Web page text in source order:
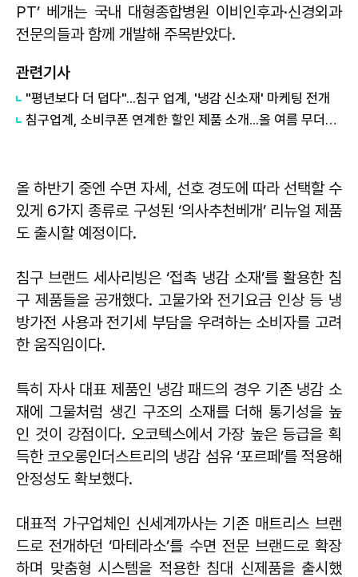
PT’ 베개는 국내 대형종합병원 이비인후과·신경외과
전문의들과 함께 개발해 주목받았다.
관련기사
"평년보다 더 덥다"...침구 업계, '냉감 신소재' 마케팅 전개
침구업계, 소비쿠폰 연계한 할인 제품 소개...올 여름 무더위 날린다
올 하반기 중엔 수면 자세, 선호 경도에 따라 선택할 수
있게 6가지 종류로 구성된 ‘의사추천베개’ 리뉴얼 제품
도 출시할 예정이다.
침구 브랜드 세사리빙은 ‘접촉 냉감 소재’를 활용한 침
구 제품들을 공개했다. 고물가와 전기요금 인상 등 냉
방가전 사용과 전기세 부담을 우려하는 소비자를 고려
한 움직임이다.
특히 자사 대표 제품인 냉감 패드의 경우 기존 냉감 소
재에 그물처럼 생긴 구조의 소재를 더해 통기성을 높
인 것이 강점이다. 오코텍스에서 가장 높은 등급을 획
득한 코오롱인더스트리의 냉감 섬유 ‘포르페’를 적용해
안정성도 확보했다.
대표적 가구업체인 신세계까사는 기존 매트리스 브랜
드로 전개하던 ‘마테라소’를 수면 전문 브랜드로 확장
하며 맞춤형 시스템을 적용한 침대 신제품을 출시했